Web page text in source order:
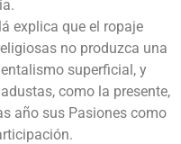
explica que el ropaje
no produzca una
superficial, y
como la presente,
año sus Pasiones como